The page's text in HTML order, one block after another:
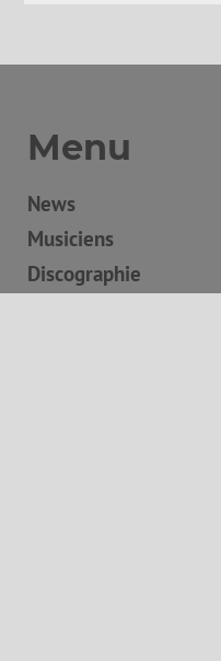
Menu
News
Musiciens
Discographie